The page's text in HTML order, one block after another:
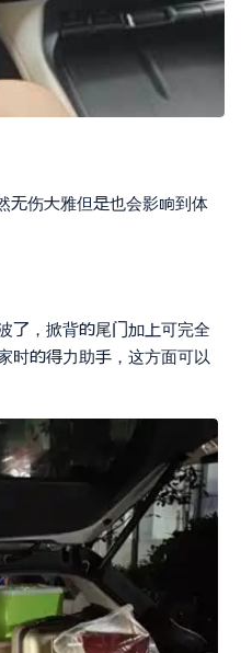
伤雅但也会影到体
 ，掀背尾 可完全
时力助 ，这方面可以